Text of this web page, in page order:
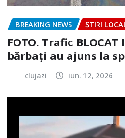
BREAKING NEWS ȘTIRI
FOTO. Trafic
bărbați au ajuns la
clujazi iun. 12, 2026